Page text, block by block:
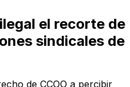
el recorte de
sindicales de
de CCOO a percibir